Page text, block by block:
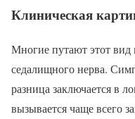
Клиническая
Многие путают этот вид
седалищного нерва.
разница заключается в
вызывается чаще всего